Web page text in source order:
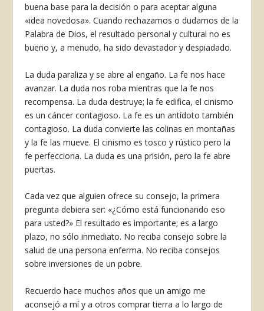
buena base para la decisión o para aceptar alguna
«idea novedosa». Cuando rechazamos o dudamos de la
Palabra de Dios, el resultado personal y cultural no es
bueno y, a menudo, ha sido devastador y despiadado.
La duda paraliza y se abre al engaño. La fe nos hace
avanzar. La duda nos roba mientras que la fe nos
recompensa. La duda destruye; la fe edifica, el cinismo
es un cáncer contagioso. La fe es un antídoto también
contagioso. La duda convierte las colinas en montañas
y la fe las mueve. El cinismo es tosco y rústico pero la
fe perfecciona. La duda es una prisión, pero la fe abre
puertas.
Cada vez que alguien ofrece su consejo, la primera
pregunta debiera ser: «¿Cómo está funcionando eso
para usted?» El resultado es importante; es a largo
plazo, no sólo inmediato. No reciba consejo sobre la
salud de una persona enferma. No reciba consejos
sobre inversiones de un pobre.
Recuerdo hace muchos años que un amigo me
aconsejó a mí y a otros comprar tierra a lo largo de